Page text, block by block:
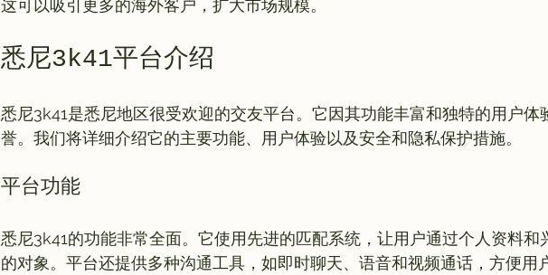
悉尼3k41平台介绍
悉尼3k41是悉尼地区很受欢迎的交友平台。它因其功能丰富和独特的用户体
平台功能
悉尼3k41的功能非常全面。它使用先进的匹配系统，让用户通过个人资料和